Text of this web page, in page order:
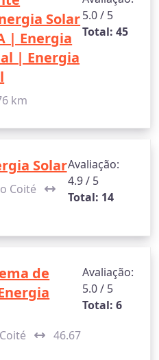
Solar
| Energia
| Energia
km
5.0 / 5
Total: 45
Solar
Coité
Avaliação:
4.9 / 5
Total: 14
de
46.67
Avaliação:
5.0 / 5
Total: 6